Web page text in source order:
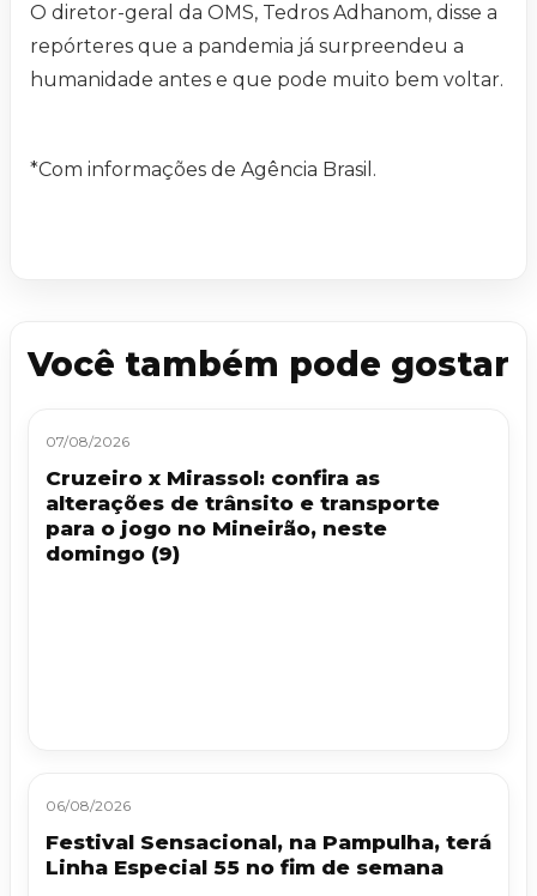
O diretor-geral da OMS, Tedros Adhanom, disse a
repórteres que a pandemia já surpreendeu a
humanidade antes e que pode muito bem voltar.
*Com informações de Agência Brasil.
Você também pode gostar
07/08/2026
Cruzeiro x Mirassol: confira as
alterações de trânsito e transporte
para o jogo no Mineirão, neste
domingo (9)
06/08/2026
Festival Sensacional, na Pampulha, terá
Linha Especial 55 no fim de semana